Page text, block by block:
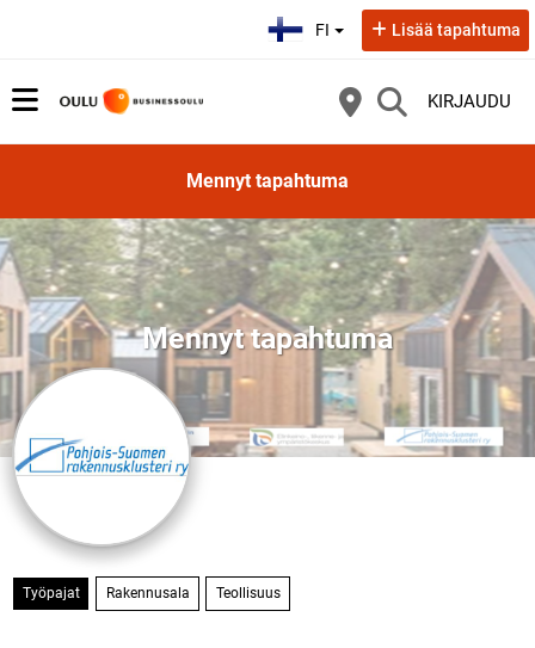
FI Lisää tapahtuma
KIRJAUDU
Mennyt tapahtuma
Mennyt tapahtuma
Työpajat Rakennusala Teollisuus